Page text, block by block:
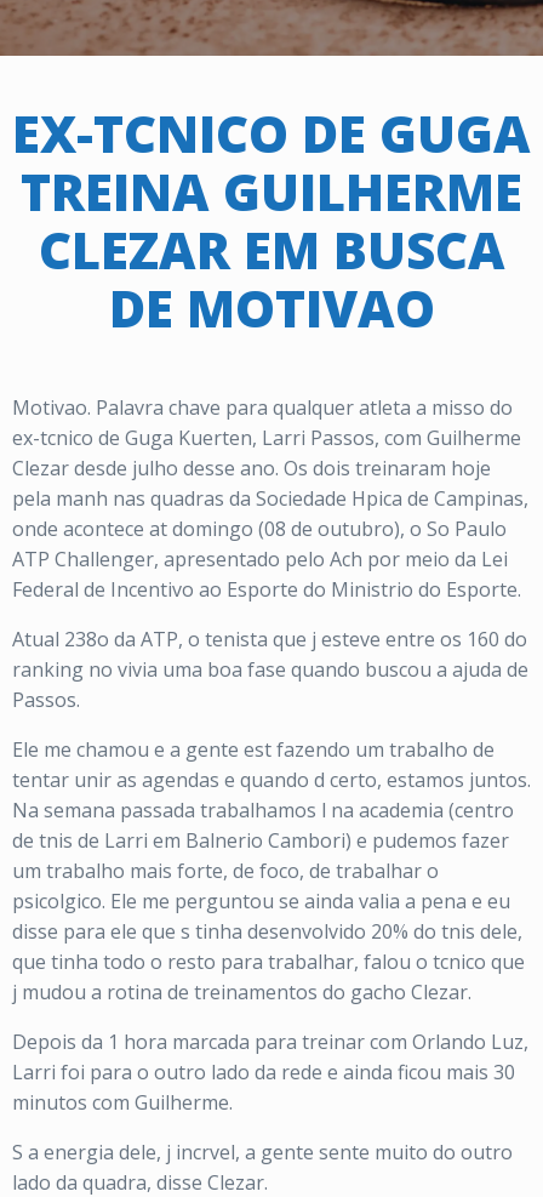
EX-TCNICO DE GUGA
TREINA GUILHERME
CLEZAR EM BUSCA
DE MOTIVAO
Motivao. Palavra chave para qualquer atleta a misso do
ex-tcnico de Guga Kuerten, Larri Passos, com Guilherme
Clezar desde julho desse ano. Os dois treinaram hoje
pela manh nas quadras da Sociedade Hpica de Campinas,
onde acontece at domingo (08 de outubro), o So Paulo
ATP Challenger, apresentado pelo Ach por meio da Lei
Federal de Incentivo ao Esporte do Ministrio do Esporte.
Atual 238o da ATP, o tenista que j esteve entre os 160 do
ranking no vivia uma boa fase quando buscou a ajuda de
Passos.
Ele me chamou e a gente est fazendo um trabalho de
tentar unir as agendas e quando d certo, estamos juntos.
Na semana passada trabalhamos l na academia (centro
de tnis de Larri em Balnerio Cambori) e pudemos fazer
um trabalho mais forte, de foco, de trabalhar o
psicolgico. Ele me perguntou se ainda valia a pena e eu
disse para ele que s tinha desenvolvido 20% do tnis dele,
que tinha todo o resto para trabalhar, falou o tcnico que
j mudou a rotina de treinamentos do gacho Clezar.
Depois da 1 hora marcada para treinar com Orlando Luz,
Larri foi para o outro lado da rede e ainda ficou mais 30
minutos com Guilherme.
S a energia dele, j incrvel, a gente sente muito do outro
lado da quadra, disse Clezar.